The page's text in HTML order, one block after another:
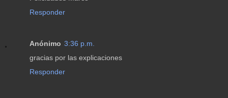
Responder
Anónimo 3:36 p.m.
gracias por las explicaciones
Responder